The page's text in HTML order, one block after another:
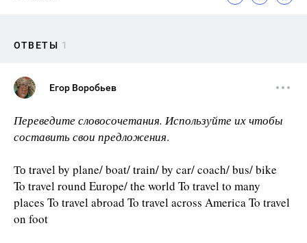
ОТВЕТЫ 1
Егор Воробьев
Переведите словосочетания. Используйте их чтобы
составить свои предложения.
То travel by plane/ boat/ train/ by car/ coach/ bus/ bike
To travel round Europe/ the world To travel to many
places To travel abroad To travel across America To travel
on foot